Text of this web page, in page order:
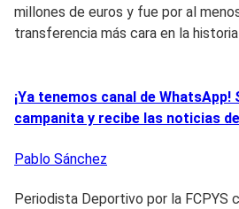
millones de euros y fue por al
transferencia más cara en la
¡Ya tenemos canal de
campanita y recibe las noticias
Pablo Sánchez
Periodista Deportivo por la FCPYS